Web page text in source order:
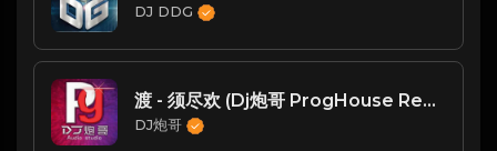
DJ DDG
渡 - 须尽欢 (Dj炮哥 ProgHouse Remix)
DJ炮哥